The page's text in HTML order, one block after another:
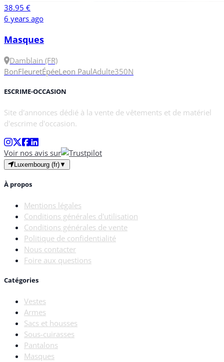
38.95 €
6 years ago
Masques
Damblain (FR)
BonFleuretÉpéeLeon PaulAdulte350N
ESCRIME-OCCASION
Site d'annonces dédié à la vente de vêtements et de matériel
d'escrime d'occasion.
Voir nos avis sur
Luxembourg (fr)▼
À propos
Mentions légales
Conditions générales d'utilisation
Conditions générales de vente
Politique de confidentialité
Nous contacter
Foire aux questions
Catégories
Vestes
Armes
Sacs et housses
Sous-cuirasses
Pantalons
Masques